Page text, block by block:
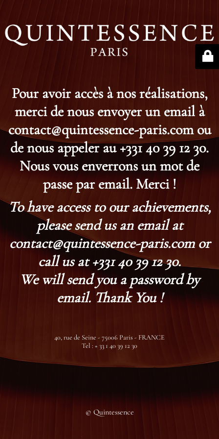
Pour avoir accès à nos réalisations,
merci de nous envoyer un email à
contact@quintessence-paris.com ou
de nous appeler au +331 40 39 12 30.
Nous vous enverrons un mot de
passe par email. Merci !
To have access to our achievements,
please send us an email at
contact@quintessence-paris.com or
call us at +331 40 39 12 30.
We will send you a password by
email. Thank You !
40, rue de Seine - 75006 Paris - FRANCE
Tel : + 33 1 40 39 12 30
© Quintessence